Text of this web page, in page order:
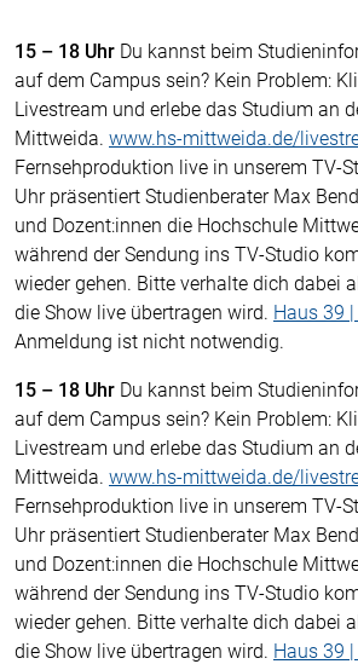
15 – 18 Uhr Du kannst beim
auf dem Campus sein? Kein Problem:
Livestream und erlebe das Studium an
Mittweida. www.hs-mittweida.de/
Fernsehproduktion live in unserem TV-
Uhr präsentiert Studienberater Max
und Dozent:innen die Hochschule
während der Sendung ins TV-Studio
wieder gehen. Bitte verhalte dich dabei
die Show live übertragen wird. Haus 39
Anmeldung ist nicht notwendig.
15 – 18 Uhr Du kannst beim
auf dem Campus sein? Kein Problem:
Livestream und erlebe das Studium an
Mittweida. www.hs-mittweida.de/
Fernsehproduktion live in unserem TV-
Uhr präsentiert Studienberater Max
und Dozent:innen die Hochschule
während der Sendung ins TV-Studio
wieder gehen. Bitte verhalte dich dabei
die Show live übertragen wird. Haus 39